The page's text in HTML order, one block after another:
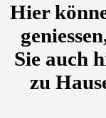
Hier
Sie auch
zu